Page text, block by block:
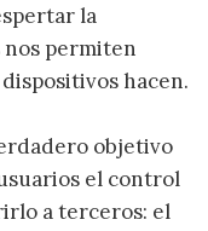
la
nos permiten
hacen.
objetivo
el control
a terceros: el